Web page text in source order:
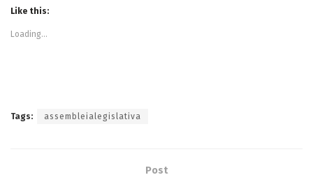
Like this:
Loading...
Tags: assembleialegislativa
Post